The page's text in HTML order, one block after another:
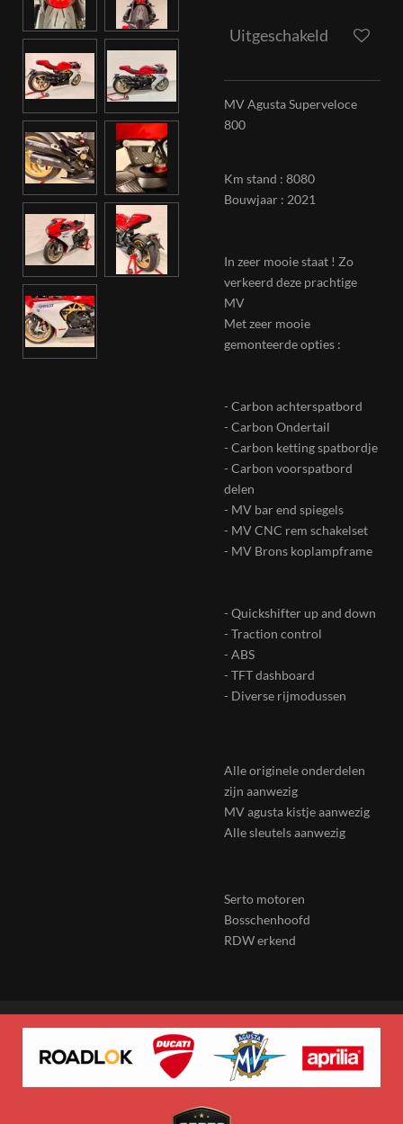
Uitgeschakeld
MV Agusta Superveloce
800
Km stand : 8080
Bouwjaar : 2021
In zeer mooie staat ! Zo
verkeerd deze prachtige
MV
Met zeer mooie
gemonteerde opties :
- Carbon achterspatbord
- Carbon Ondertail
- Carbon ketting spatbordje
- Carbon voorspatbord
delen
- MV bar end spiegels
- MV CNC rem schakelset
- MV Brons koplampframe
- Quickshifter up and down
- Traction control
- ABS
- TFT dashboard
- Diverse rijmodussen
Alle originele onderdelen
zijn aanwezig
MV agusta kistje aanwezig
Alle sleutels aanwezig
Serto motoren
Bosschenhoofd
RDW erkend